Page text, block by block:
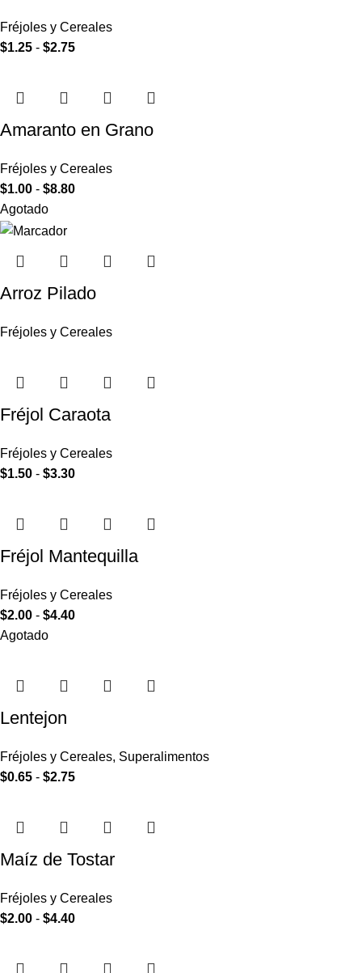
Fréjoles y Cereales
$1.25 - $2.75
Amaranto en Grano
Fréjoles y Cereales
$1.00 - $8.80
Agotado
Arroz Pilado
Fréjoles y Cereales
Fréjol Caraota
Fréjoles y Cereales
$1.50 - $3.30
Fréjol Mantequilla
Fréjoles y Cereales
$2.00 - $4.40
Agotado
Lentejon
Fréjoles y Cereales, Superalimentos
$0.65 - $2.75
Maíz de Tostar
Fréjoles y Cereales
$2.00 - $4.40